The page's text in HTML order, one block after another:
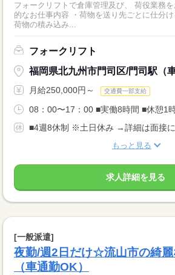
フォークリフトで倉庫管理及び、 荷役業務をお任
的なお仕事内容 ・荷物を送り先ごとに仕分
荷物の積み込み...
フォークリフト
福岡県北九州市門司区/門司駅（車
月給250,000円～ 交通費一部支給
08：00〜17：00 ■実働8時間 ■休憩1時
■4週8休制 ※土日休み →詳細は面接に
もっと見る
求人詳細を見る
[一般派遣]
夜勤/週2日だけ☆流山市の綺
（車通勤OK）